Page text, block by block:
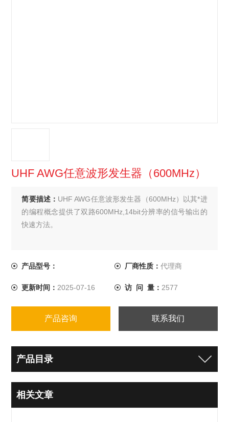
UHF AWG任意波形发生器（600MHz）
简要描述： UHF AWG任意波形发生器（600MHz）以其*进
的编程概念提供了双路600MHz,14bit分辨率的信号输出的
快速方法。
产品型号： 厂商性质： 代理商
更新时间： 2025-07-16 访 问 量： 2577
产品咨询 联系我们
产品目录
相关文章